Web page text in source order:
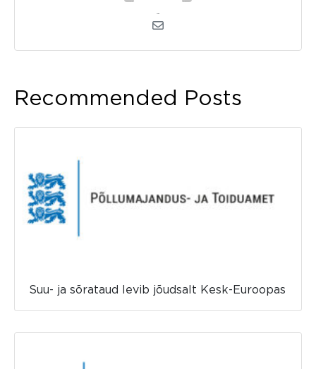
Recommended Posts
Suu- ja sõrataud levib jõudsalt Kesk-Euroopas